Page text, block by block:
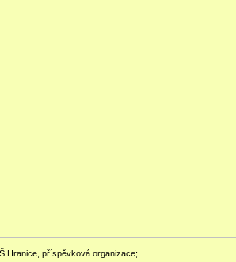
Hranice, příspěvková organizace;